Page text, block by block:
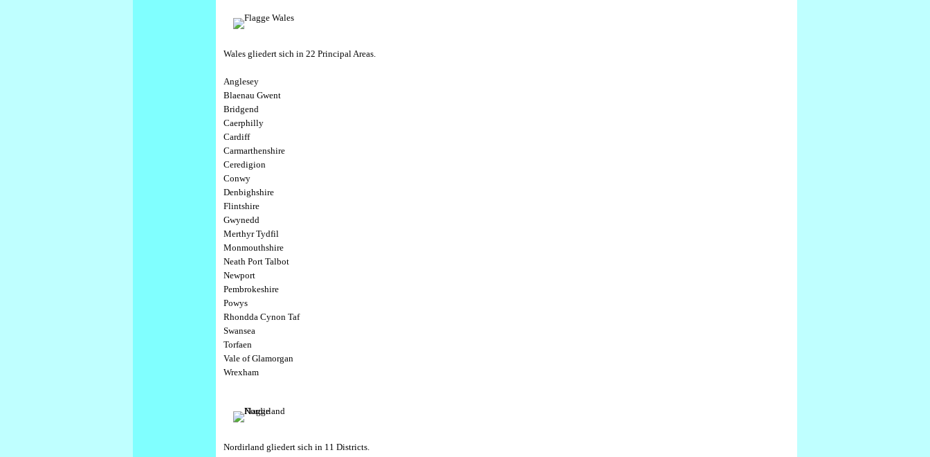
Wales gliedert sich in 22 Principal Areas.
Anglesey
Blaenau Gwent
Bridgend
Caerphilly
Cardiff
Carmarthenshire
Ceredigion
Conwy
Denbighshire
Flintshire
Gwynedd
Merthyr Tydfil
Monmouthshire
Neath Port Talbot
Newport
Pembrokeshire
Powys
Rhondda Cynon Taf
Swansea
Torfaen
Vale of Glamorgan
Wrexham
Nordirland gliedert sich in 11 Districts.